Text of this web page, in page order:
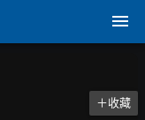
＋收藏